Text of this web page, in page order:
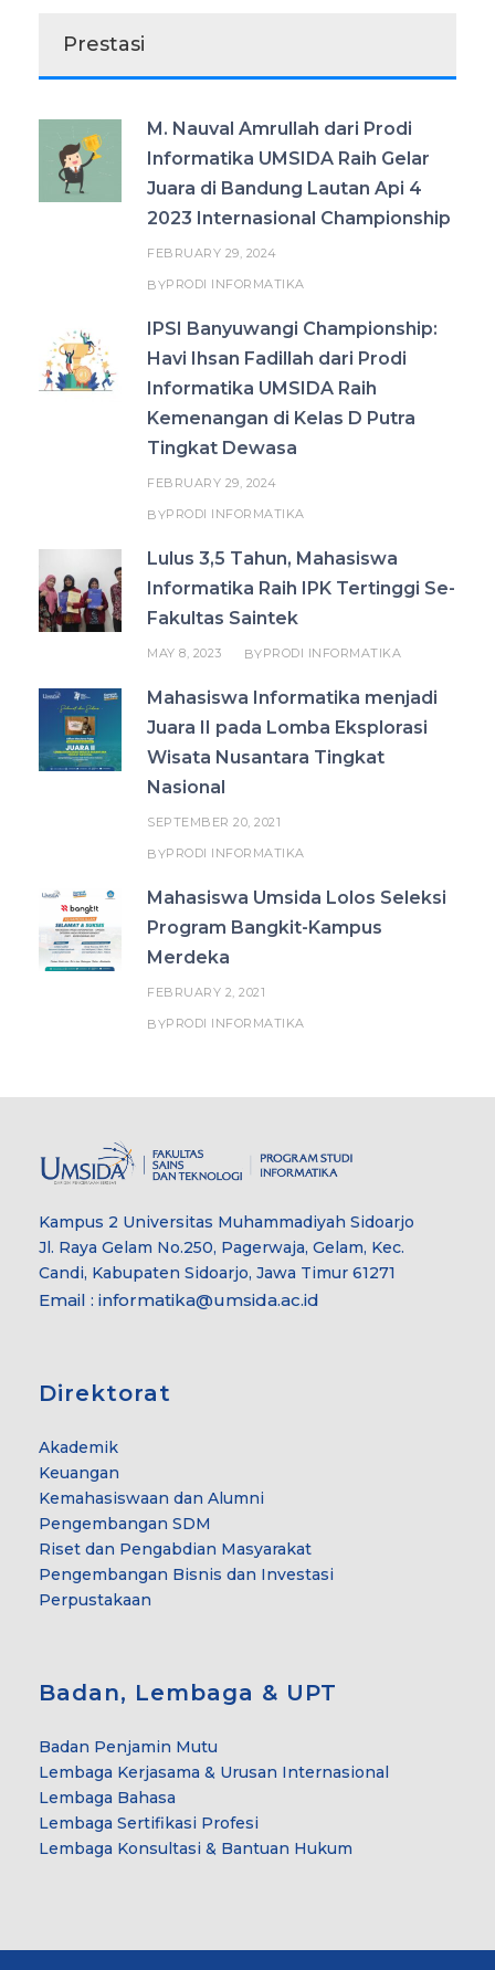
Prestasi
M. Nauval Amrullah dari Prodi
Informatika UMSIDA Raih Gelar
Juara di Bandung Lautan Api 4
2023 Internasional Championship
FEBRUARY 29, 2024
BYPRODI INFORMATIKA
IPSI Banyuwangi Championship:
Havi Ihsan Fadillah dari Prodi
Informatika UMSIDA Raih
Kemenangan di Kelas D Putra
Tingkat Dewasa
FEBRUARY 29, 2024
BYPRODI INFORMATIKA
Lulus 3,5 Tahun, Mahasiswa
Informatika Raih IPK Tertinggi Se-
Fakultas Saintek
MAY 8, 2023 BYPRODI INFORMATIKA
Mahasiswa Informatika menjadi
Juara II pada Lomba Eksplorasi
Wisata Nusantara Tingkat
Nasional
SEPTEMBER 20, 2021
BYPRODI INFORMATIKA
Mahasiswa Umsida Lolos Seleksi
Program Bangkit-Kampus
Merdeka
FEBRUARY 2, 2021
BYPRODI INFORMATIKA
Kampus 2 Universitas Muhammadiyah Sidoarjo
Jl. Raya Gelam No.250, Pagerwaja, Gelam, Kec.
Candi, Kabupaten Sidoarjo, Jawa Timur 61271
Email : informatika@umsida.ac.id
Direktorat
Akademik
Keuangan
Kemahasiswaan dan Alumni
Pengembangan SDM
Riset dan Pengabdian Masyarakat
Pengembangan Bisnis dan Investasi
Perpustakaan
Badan, Lembaga & UPT
Badan Penjamin Mutu
Lembaga Kerjasama & Urusan Internasional
Lembaga Bahasa
Lembaga Sertifikasi Profesi
Lembaga Konsultasi & Bantuan Hukum